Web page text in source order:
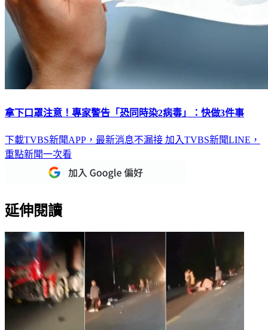
拿下口罩注意！專家警告「恐同時染2病毒」：快做3件事
下載TVBS新聞APP，最新消息不漏接 加入TVBS新聞LINE，
重點新聞一次看
延伸閱讀